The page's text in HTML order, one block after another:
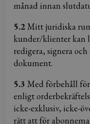
månad innan
5.2Mitt juridiska
kunder/klienter kan
redigera, signera
dokument.
5.3 Med förbehåll
enligt
icke-exklusiv, icke-
rätt att för